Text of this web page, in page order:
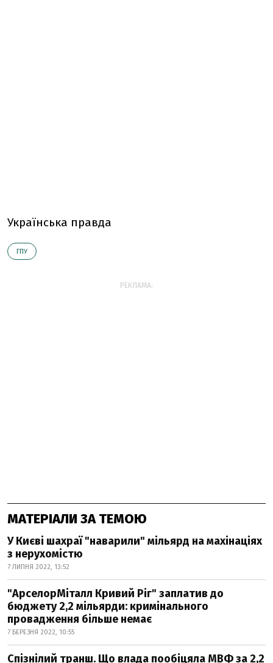
Українська правда
ГПУ
РЕКЛАМА:
МАТЕРІАЛИ ЗА ТЕМОЮ
У Києві шахраї "наварили" мільярд на махінаціях
з нерухомістю
7 ЛИПНЯ 2022, 13:52
"АрселорМіталл Кривий Ріг" заплатив до
бюджету 2,2 мільярди: кримінального
провадження більше немає
7 БЕРЕЗНЯ 2022, 10:55
Спізнілий транш. Що влада пообіцяла МВФ за 2,2